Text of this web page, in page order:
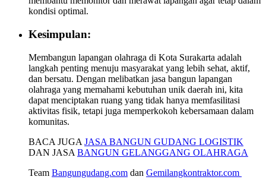
kondisi optimal.
Kesimpulan:
Membangun lapangan olahraga di Kota Surakarta adalah
langkah penting menuju masyarakat yang lebih sehat, aktif,
dan bersatu. Dengan melibatkan jasa bangun lapangan
olahraga yang memahami kebutuhan unik daerah ini, kita
dapat menciptakan ruang yang tidak hanya memfasilitasi
aktivitas fisik, tetapi juga memperkokoh kebersamaan dalam
komunitas.
BACA JUGA JASA BANGUN GUDANG LOGISTIK
DAN JASA BANGUN GELANGGANG OLAHRAGA
Team Bangungudang.com dan Gemilangkontraktor.com